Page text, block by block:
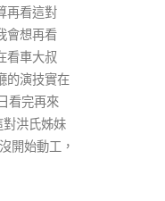
再看這對
會想再看
看車大叔
的演技實在
看完再來
對洪氏姊妹
開始動工，